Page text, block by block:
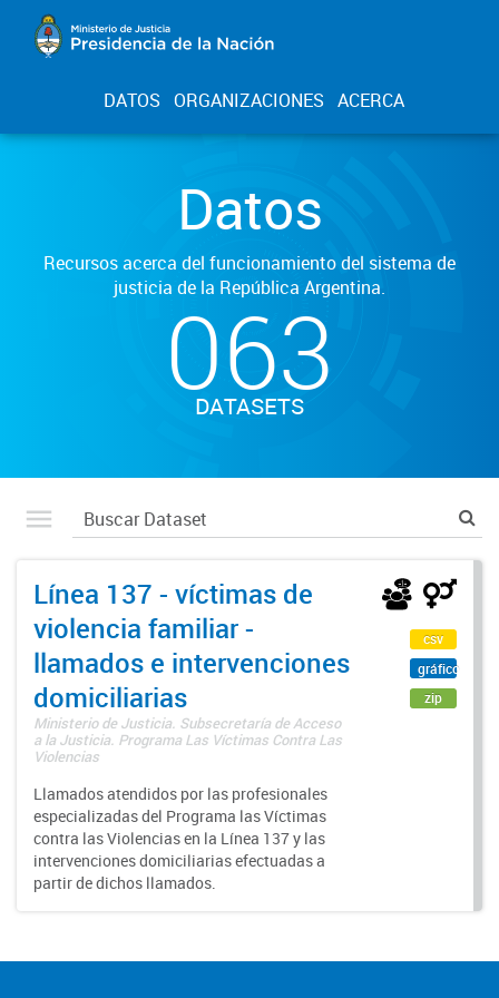
DATOS ORGANIZACIONES ACERCA
Datos
Recursos acerca del funcionamiento del sistema de
justicia de la República Argentina.
063
DATASETS
Línea 137 - víctimas de
violencia familiar -
llamados e intervenciones
domiciliarias
Ministerio de Justicia. Subsecretaría de Acceso
a la Justicia. Programa Las Víctimas Contra Las
Violencias
Llamados atendidos por las profesionales
especializadas del Programa las Víctimas
contra las Violencias en la Línea 137 y las
intervenciones domiciliarias efectuadas a
partir de dichos llamados.
csv
gráfico
zip